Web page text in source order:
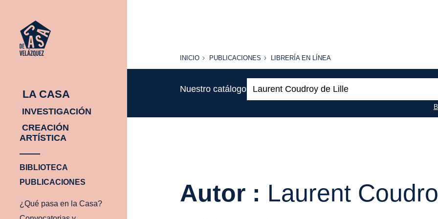
LA CASA
INVESTIGACIÓN
CREACIÓN
ARTÍSTICA
BIBLIOTECA
PUBLICACIONES
¿Qué pasa en la Casa?
INICIO
INICIO PUBLICACIONES
PUBLICACIONES
LIBRERÍA
LÍNEA
LIBRERÍA EN LÍNEA
Nuestro catálogo
Autor : Laurent